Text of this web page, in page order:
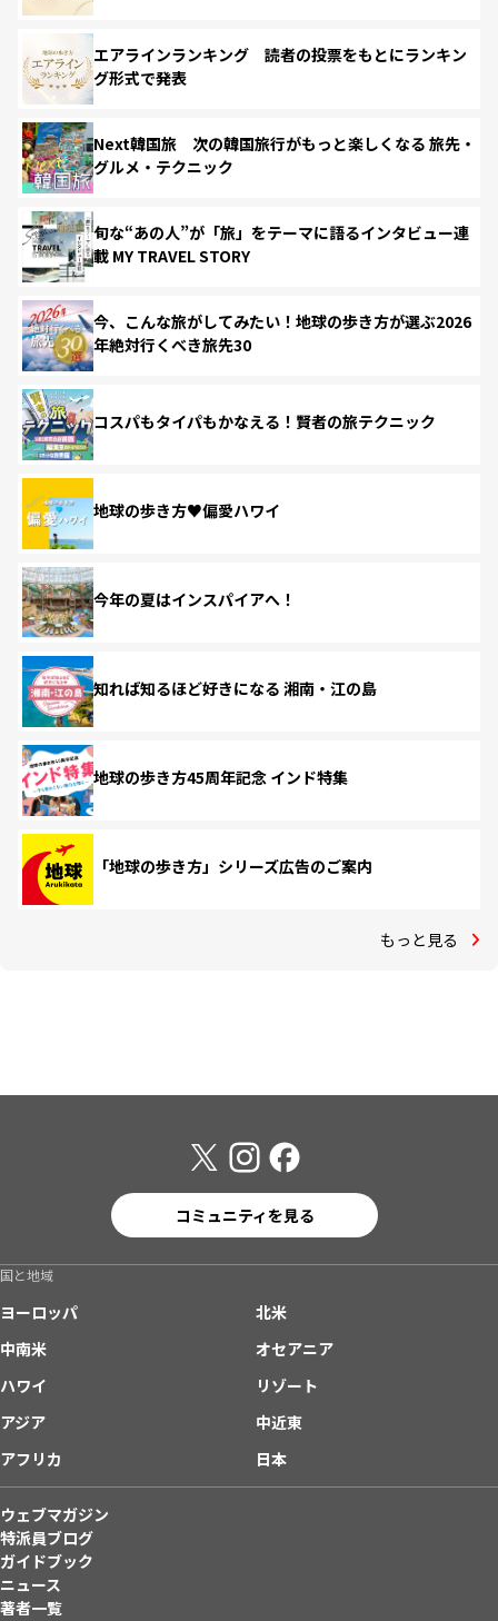
エアラインランキング 読者の投票をもとにランキン
グ形式で発表
Next韓国旅 次の韓国旅行がもっと楽しくなる 旅先・
グルメ・テクニック
旬な“あの人”が「旅」をテーマに語るインタビュー連
載 MY TRAVEL STORY
今、こんな旅がしてみたい！地球の歩き方が選ぶ2026
年絶対行くべき旅先30
コスパもタイパもかなえる！賢者の旅テクニック
地球の歩き方♥偏愛ハワイ
今年の夏はインスパイアへ！
知れば知るほど好きになる 湘南・江の島
地球の歩き方45周年記念 インド特集
「地球の歩き方」シリーズ広告のご案内
もっと見る
コミュニティを見る
国と地域
ヨーロッパ
北米
中南米
オセアニア
ハワイ
リゾート
アジア
中近東
アフリカ
日本
ウェブマガジン
特派員ブログ
ガイドブック
ニュース
著者一覧